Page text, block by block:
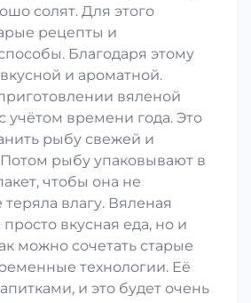
солят. Для этого
рецепты и
Благодаря этому
и ароматной.
вяленой
учётом времени года. Это
рыбу свежей и
рыбу упаковывают в
чтобы она не
влагу. Вяленая
вкусная еда, но и
можно сочетать старые
технологии. Её
и это будет очень